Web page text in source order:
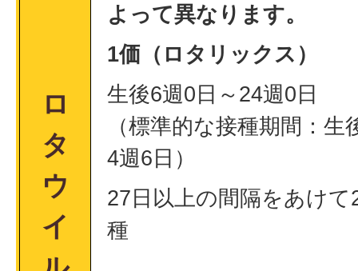
ロ
タ
ウ
イ
よって異なります。
1価（ロタリックス）
生後6週0日～24週0日
（標準的な接種期間：生
4週6日）
27日以上の間隔をあけて
種